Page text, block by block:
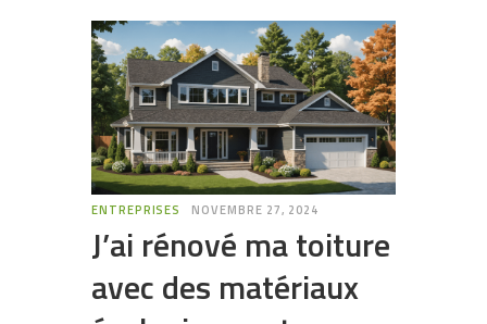
ENTREPRISES NOVEMBRE 27, 2024
J’ai rénové ma toiture
avec des matériaux